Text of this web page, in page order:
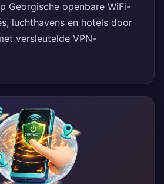
Georgische openbare WiFi-
luchthavens en hotels door
versleutelde VPN-